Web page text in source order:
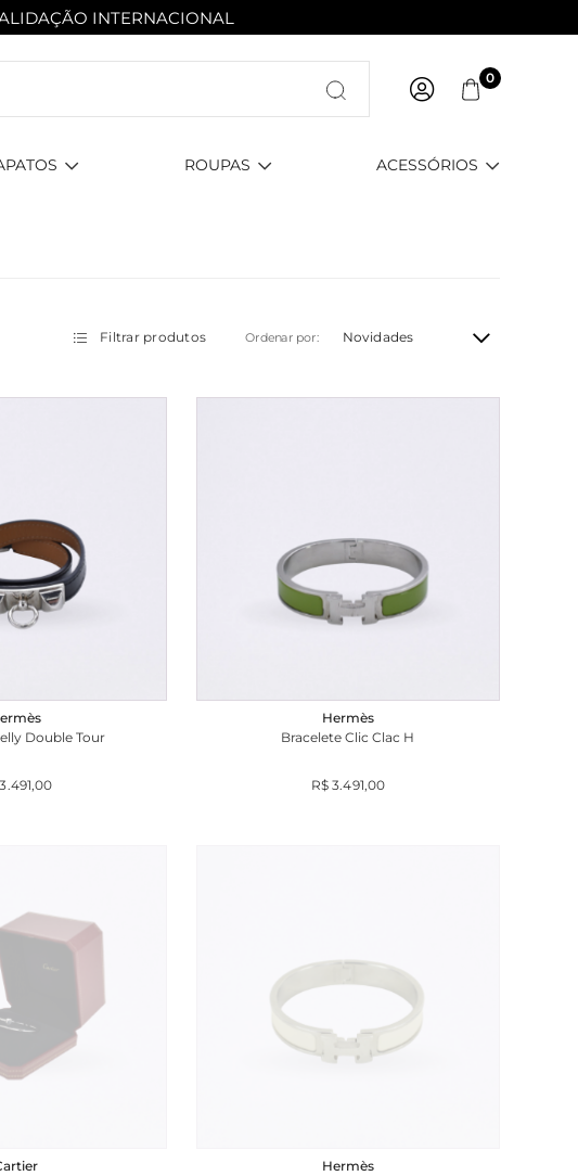
Entre com email ou cpf/cnpj
INTERNACIONAL
0
ROUPAS ACESSÓRIOS
Filtrar produtos Novidades
Ordenar por:
Double Tour
Hermès
Bracelete Clic Clac H
R$ 3.491,00
Hermès